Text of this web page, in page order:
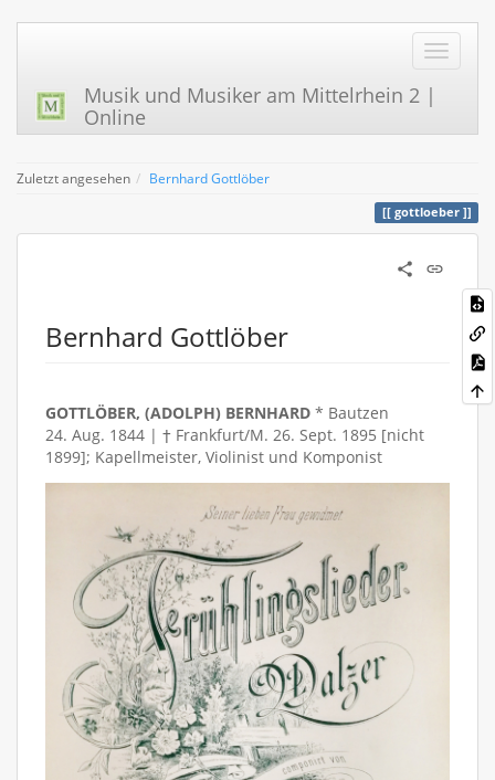
Musik und Musiker am Mittelrhein 2 |
Online
Zuletzt angesehen Bernhard Gottlöber
gottloeber
Bernhard Gottlöber
GOTTLÖBER, (ADOLPH) BERNHARD * Bautzen
24. Aug. 1844 | † Frankfurt/M. 26. Sept. 1895 [nicht
1899]; Kapellmeister, Violinist und Komponist